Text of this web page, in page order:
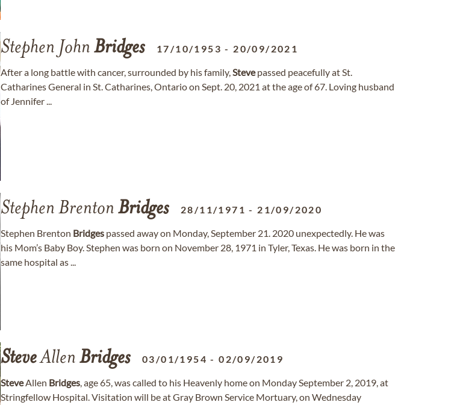
Stephen John Bridges 17/10/1953 - 20/09/2021
After a long battle with cancer, surrounded by his family,Stevepassed peacefully at St.
Catharines General in St. Catharines, Ontario on Sept. 20, 2021 at the age of 67. Loving husband
of Jennifer ...
Stephen Brenton Bridges 28/11/1971 - 21/09/2020
Stephen Brenton Bridges passed away on Monday, September 21. 2020 unexpectedly. He was
his Mom’s Baby Boy. Stephen was born on November 28, 1971 in Tyler, Texas. He was born in the
same hospital as ...
SteveAllen Bridges 03/01/1954 -02/09/2019
SteveAllen Bridges, age 65, was called to his Heavenly home on Monday September 2, 2019, at
Stringfellow Hospital. Visitation will be at Gray Brown Service Mortuary, on Wednesday